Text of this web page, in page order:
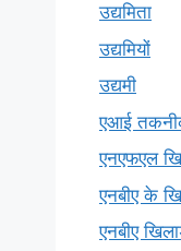
उद्यमिता
उद्यमियों
उद्यमी
एआई
एनएफएल
एनबीए के
एनबीए